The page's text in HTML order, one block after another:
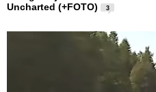
Uncharted (+FOTO)
3